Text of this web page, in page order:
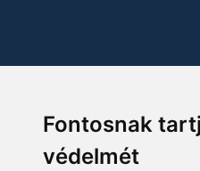
Fontosnak
védelmét